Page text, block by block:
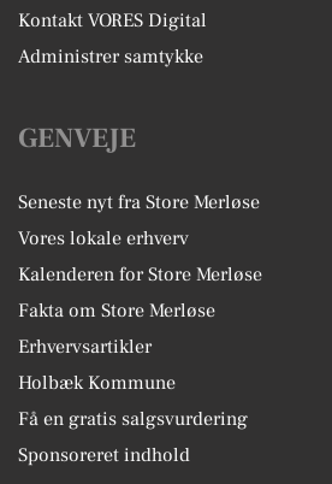
Kontakt VORES Digital
Administrer samtykke
GENVEJE
Seneste nyt fra Store Merløse
Vores lokale erhverv
Kalenderen for Store Merløse
Fakta om Store Merløse
Erhvervsartikler
Holbæk Kommune
Få en gratis salgsvurdering
Sponsoreret indhold